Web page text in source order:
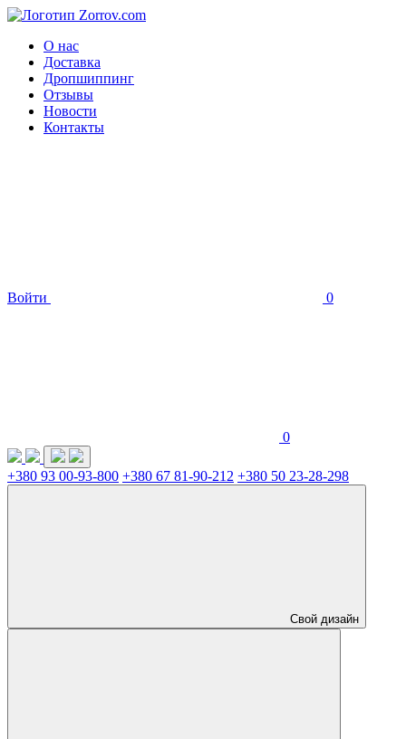
О нас
Доставка
Дропшиппинг
Отзывы
Новости
Контакты
Войти 0
0
+380 93 00-93-800 +380 67 81-90-212 +380 50 23-28-298
Свой дизайн